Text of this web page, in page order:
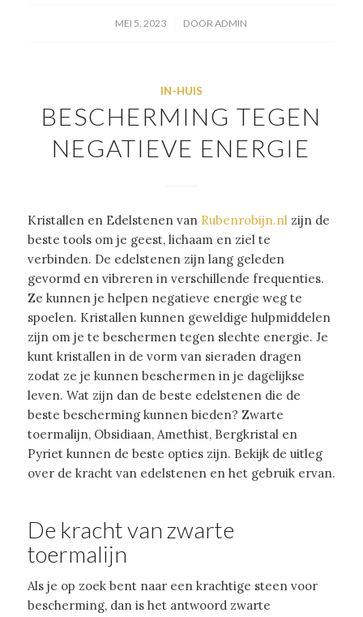
MEI 5, 2023
/ DOORADMIN
IN-HUIS
BESCHERMING TEGEN
NEGATIEVE ENERGIE
Kristallen en Edelstenen van Rubenrobijn.nl zijn de
beste tools om je geest, lichaam en ziel te
verbinden. De edelstenen zijn lang geleden
gevormd en vibreren in verschillende frequenties.
Ze kunnen je helpen negatieve energie weg te
spoelen. Kristallen kunnen geweldige hulpmiddelen
zijn om je te beschermen tegen slechte energie. Je
kunt kristallen in de vorm van sieraden dragen
zodat ze je kunnen beschermen in je dagelijkse
leven. Wat zijn dan de beste edelstenen die de
beste bescherming kunnen bieden? Zwarte
toermalijn, Obsidiaan, Amethist, Bergkristal en
Pyriet kunnen de beste opties zijn. Bekijk de uitleg
over de kracht van edelstenen en het gebruik ervan.
De kracht van zwarte
toermalijn
Als je op zoek bent naar een krachtige steen voor
bescherming, dan is het antwoord zwarte